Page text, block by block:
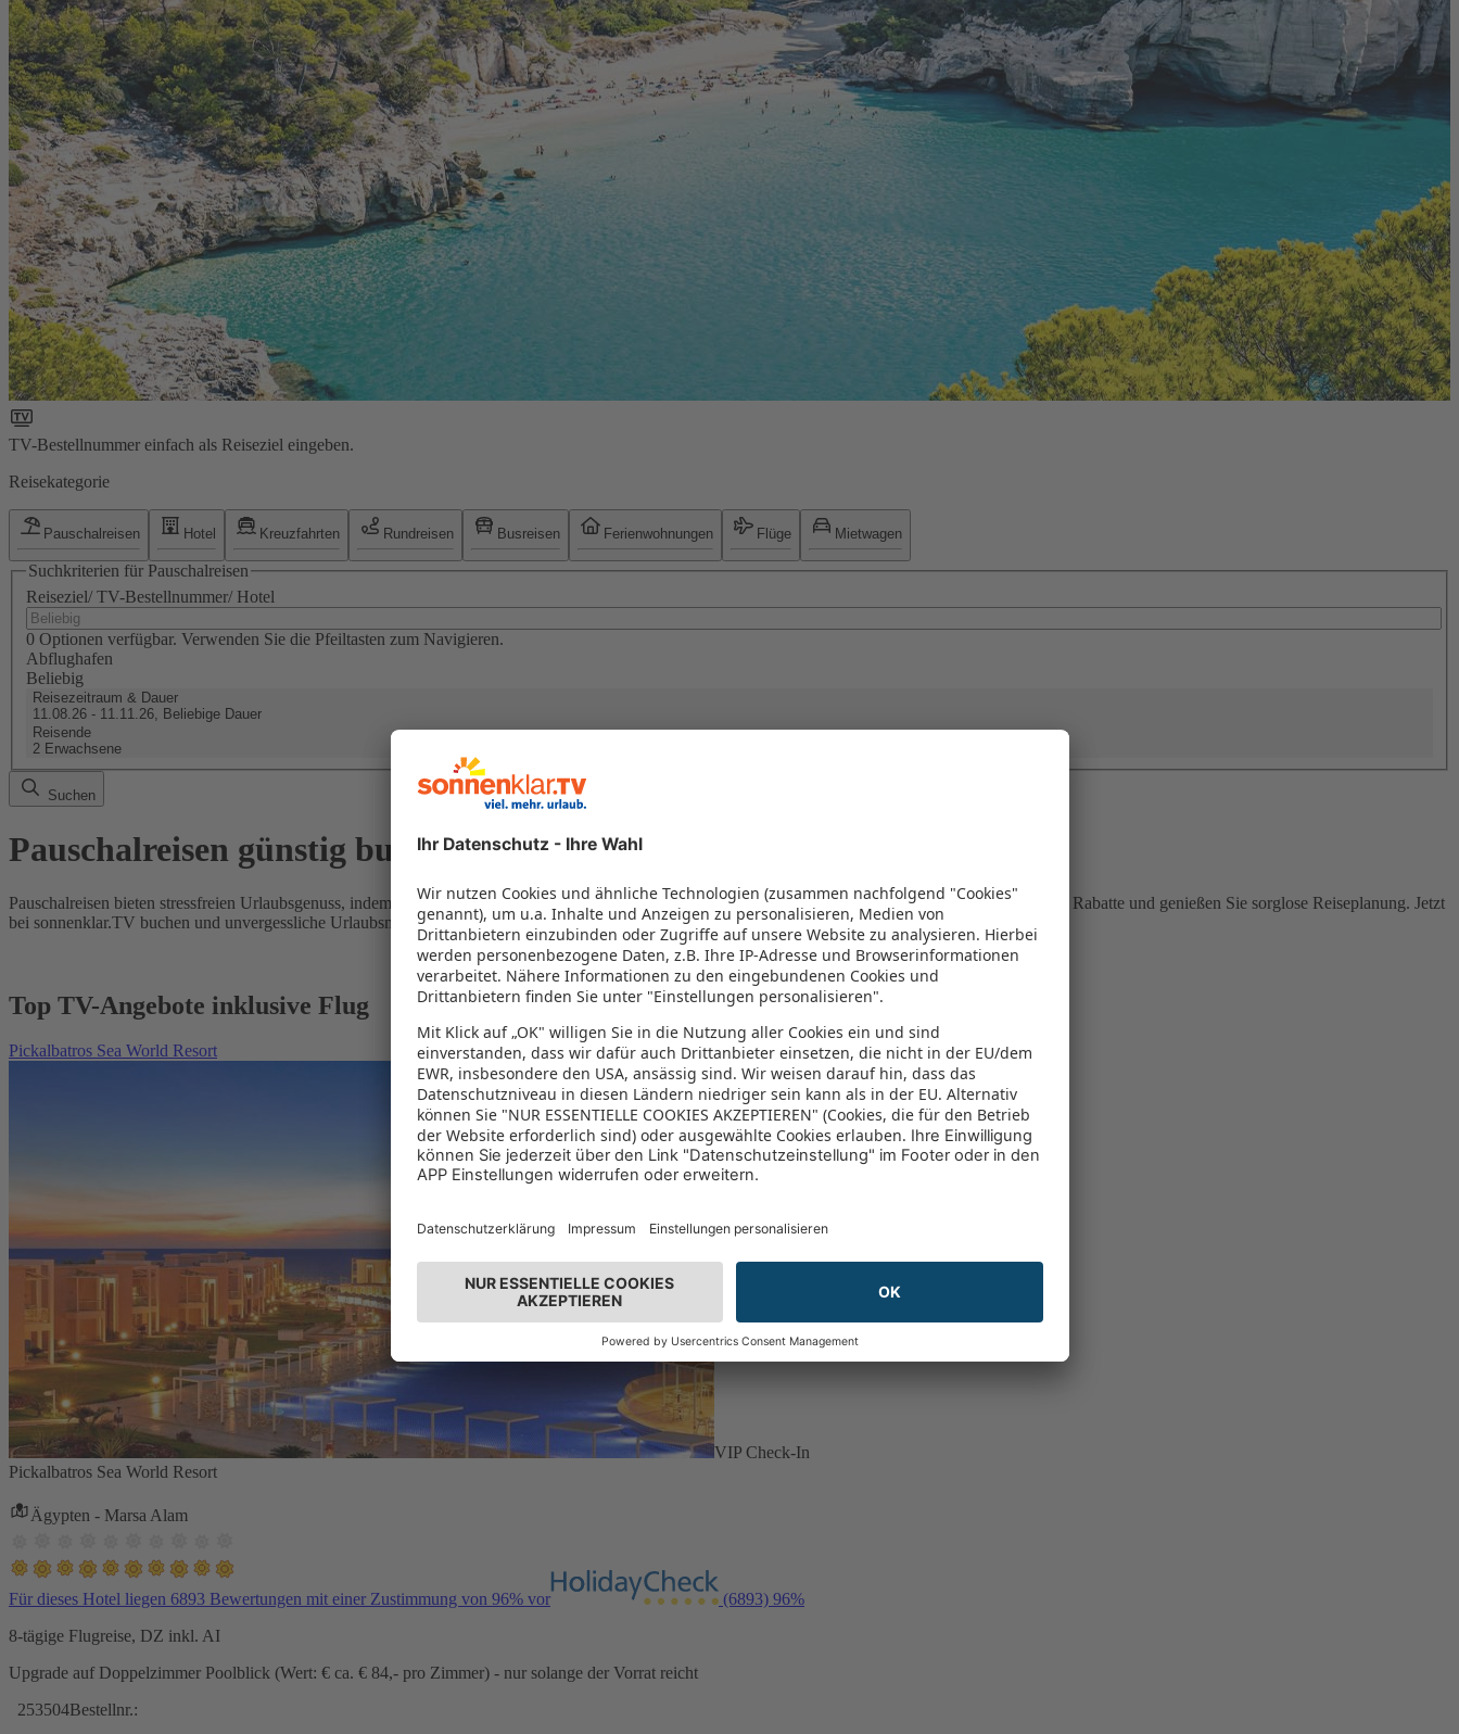
TV-Bestellnummer einfach als Reiseziel eingeben.
Reisekategorie
Pauschalreisen Hotel Kreuzfahrten Rundreisen Busreisen Ferienwohnungen Flüge Mietwagen
Suchkriterien für Pauschalreisen
Reiseziel/ TV-Bestellnummer/ Hotel
0 Optionen verfügbar. Verwenden Sie die Pfeiltasten zum Navigieren.
Abflughafen
Beliebig
Reisezeitraum & Dauer
11.08.26 - 11.11.26, Beliebige Dauer
Reisende
2 Erwachsene
Suchen
Pauschalreisen günstig buchen
Pauschalreisen bieten stressfreien Urlaubsgenuss, indem Flug und Hotel in einem Paket kombiniert werden – das spart Zeit und Geld. Nutzen Sie attraktive Rabatte und genießen Sie sorglose Reiseplanung. Jetzt
bei sonnenklar.TV buchen und unvergessliche Urlaubsmomente erleben!
Top TV-Angebote inklusive Flug
Pickalbatros Sea World Resort
VIP Check-In
Pickalbatros Sea World Resort
Ägypten - Marsa Alam
Für dieses Hotel liegen 6893 Bewertungen mit einer Zustimmung von 96% vor (6893) 96%
8-tägige Flugreise, DZ inkl. AI
Upgrade auf Doppelzimmer Poolblick (Wert: € ca. € 84,- pro Zimmer) - nur solange der Vorrat reicht
253504Bestellnr.: